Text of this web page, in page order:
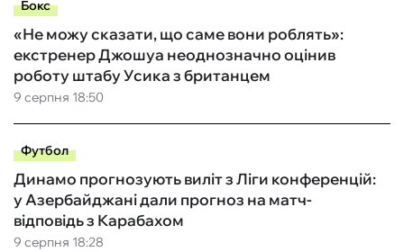
Бокс
9 серпня 18:50
«Не можу сказати, що саме вони роблять»:
екстренер Джошуа неоднозначно оцінив
роботу штабу Усика з британцем
Футбол
9 серпня 18:28
Динамо прогнозують виліт з Ліги конференцій:
у Азербайджані дали прогноз на матч-
відповідь з Карабахом